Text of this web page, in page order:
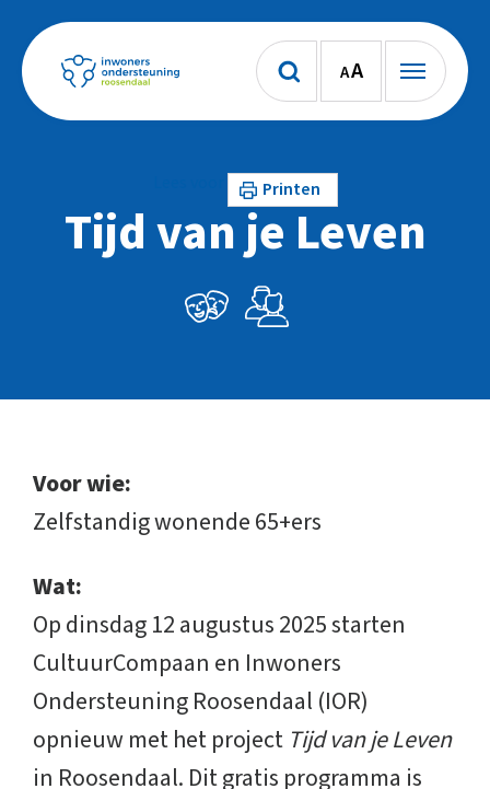
AA
Printen
Tijd van je Leven
Voor wie:
Zelfstandig wonende 65+ers
Wat:
Op dinsdag 12 augustus 2025 starten
CultuurCompaan en Inwoners
Ondersteuning Roosendaal (IOR)
opnieuw met het project Tijd van je Leven
in Roosendaal. Dit gratis programma is